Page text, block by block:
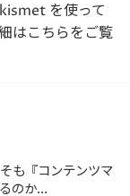
を使って
はこちらをご覧
も『コンテンツマ
のか...